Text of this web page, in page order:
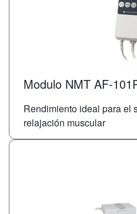
Modulo NMT AF-
Rendimiento ideal para el
relajación muscular